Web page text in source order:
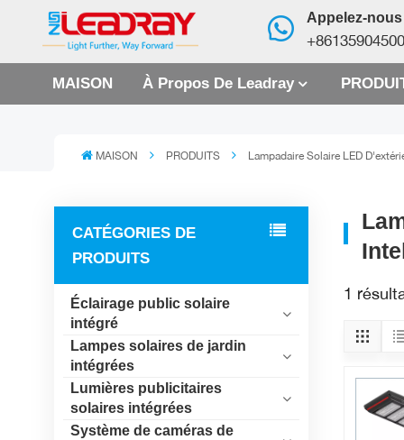
Appelez-nous
MAISON À Propos De Leadray
MAISON PRODUITS Lampadaire Solaire LED
CATÉGORIES DE
PRODUITS
Éclairage public solaire
intégré
Lampes solaires de jardin
intégrées
Lumières publicitaires
solaires intégrées
Système de caméras de
1